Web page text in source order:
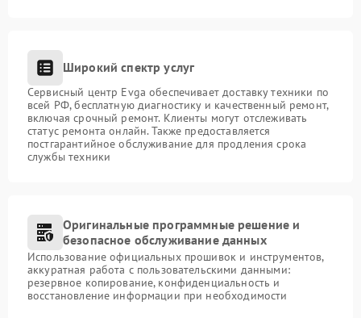
Широкий спектр услуг
Сервисный центр Evga обеспечивает доставку техники по
всей РФ, бесплатную диагностику и качественный ремонт,
включая срочный ремонт. Клиенты могут отслеживать
статус ремонта онлайн. Также предоставляется
постгарантийное обслуживание для продления срока
службы техники
Оригинальные программные решение и
безопасное обслуживание данных
Использование официальных прошивок и инструментов,
аккуратная работа с пользовательскими данными:
резервное копирование, конфиденциальность и
восстановление информации при необходимости